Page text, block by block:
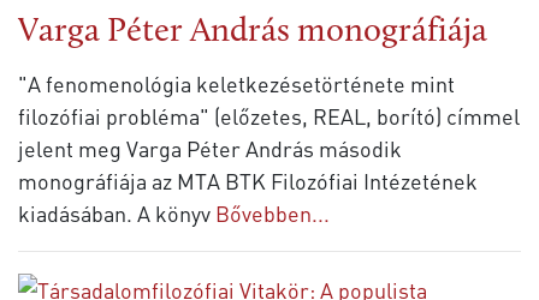
Varga Péter András monográfiája
"A fenomenológia keletkezésetörténete mint
filozófiai probléma" (előzetes, REAL, borító) címmel
jelent meg Varga Péter András második
monográfiája az MTA BTK Filozófiai Intézetének
kiadásában. A könyv Bővebben...